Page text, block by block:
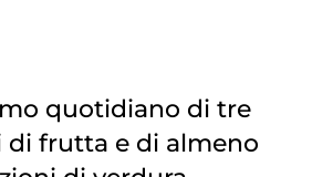
quotidiano di tre
di frutta e di almeno